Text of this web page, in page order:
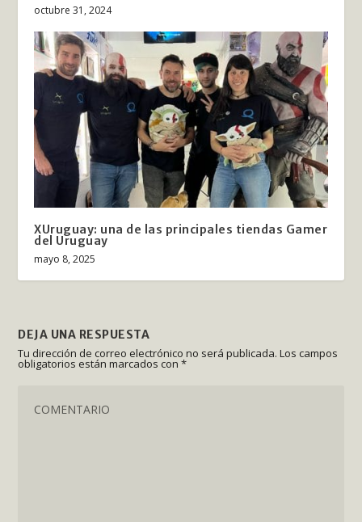
octubre 31, 2024
XUruguay: una de las principales tiendas Gamer
del Uruguay
mayo 8, 2025
DEJA UNA RESPUESTA
Tu dirección de correo electrónico no será publicada. Los campos
obligatorios están marcados con*